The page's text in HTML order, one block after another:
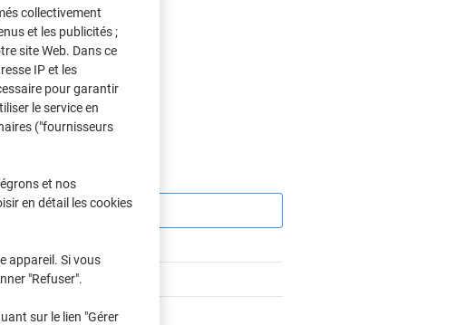
48 Boîtes
-9%
-13%
collectivement
et les publicités ;
site Web. Dans ce
IP et les
pour garantir
le service en
("fournisseurs
et nos
en détail les cookies
appareil. Si vous
"Refuser".
sur le lien "Gérer